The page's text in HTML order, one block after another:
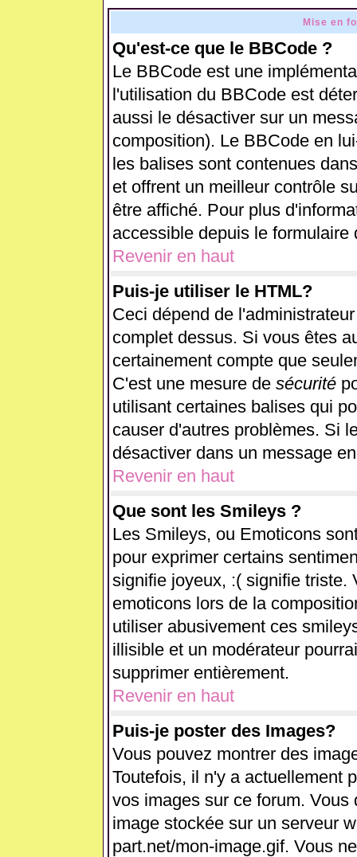
Mise en
Qu'est-ce que le BBCode ?
Le BBCode est une
l'utilisation du BBCode est
aussi le désactiver sur un
composition). Le BBCode en
les balises sont contenues
et offrent un meilleur contrôle
être affiché. Pour plus
accessible depuis le formulaire
Revenir en haut
Puis-je utiliser le HTML?
Ceci dépend de
complet dessus. Si vous êtes
certainement compte que
C'est une mesure de sécurité
utilisant certaines balises qui
causer d'autres problèmes. Si
désactiver dans un message
Revenir en haut
Que sont les Smileys ?
Les Smileys, ou Emoticons
pour exprimer certains
signifie joyeux, :( signifie triste.
emoticons lors de la
utiliser abusivement ces
illisible et un modérateur
supprimer entièrement.
Revenir en haut
Puis-je poster des Images?
Vous pouvez montrer des
Toutefois, il n'y a actuellement
vos images sur ce forum.
image stockée sur un serveur
part.net/mon-image.gif. Vous